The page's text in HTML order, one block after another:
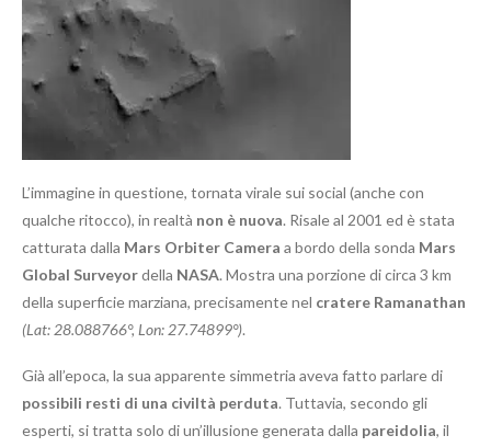
L’immagine in questione, tornata virale sui social (anche con
qualche ritocco), in realtà non è nuova. Risale al 2001 ed è stata
catturata dalla Mars Orbiter Camera a bordo della sonda Mars
Global Surveyordella NASA. Mostra una porzione di circa 3 km
della superficie marziana, precisamente nel cratere Ramanathan
(Lat: 28.088766°, Lon: 27.74899°).
Già all’epoca, la sua apparente simmetria aveva fatto parlare di
possibili resti di una civiltà perduta. Tuttavia, secondo gli
esperti, si tratta solo di un’illusione generata dalla pareidolia, il